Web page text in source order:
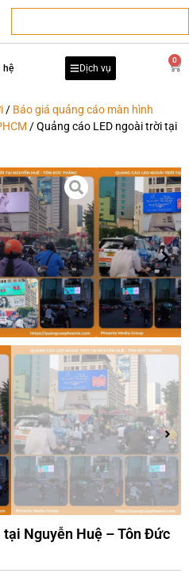
hệ Dịch vụ
0
/ Báo giá quảng cáo màn hình
/ Quảng cáo LED ngoài trời tại
tại Nguyễn Huệ – Tôn Đức